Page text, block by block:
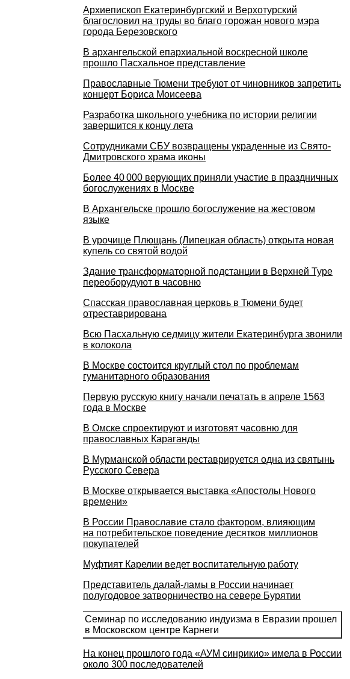
Архиепископ Екатеринбургский и Верхотурский
благословил на труды во благо горожан нового мэра
города Березовского
В архангельской епархиальной воскресной школе
прошло Пасхальное представление
Православные Тюмени требуют от чиновников запретить
концерт Бориса Моисеева
Разработка школьного учебника по истории религии
завершится к концу лета
Сотрудниками СБУ возвращены украденные из Свято-
Дмитровского храма иконы
Более 40 000 верующих приняли участие в праздничных
богослужениях в Москве
В Архангельске прошло богослужение на жестовом
языке
В урочище Плющань (Липецкая область) открыта новая
купель со святой водой
Здание трансформаторной подстанции в Верхней Туре
переоборудуют в часовню
Спасская православная церковь в Тюмени будет
отреставрирована
Всю Пасхальную седмицу жители Екатеринбурга звонили
в колокола
В Москве состоится круглый стол по проблемам
гуманитарного образования
Первую русскую книгу начали печатать в апреле 1563
года в Москве
В Омске спроектируют и изготовят часовню для
православных Караганды
В Мурманской области реставрируется одна из святынь
Русского Севера
В Москве открывается выставка «Апостолы Нового
времени»
В России Православие стало фактором, влияющим
на потребительское поведение десятков миллионов
покупателей
Муфтият Карелии ведет воспитательную работу
Представитель далай-ламы в России начинает
полугодовое затворничество на севере Бурятии
Семинар по исследованию индуизма в Евразии прошел
в Московском центре Карнеги
На конец прошлого года «АУМ синрикио» имела в России
около 300 последователей